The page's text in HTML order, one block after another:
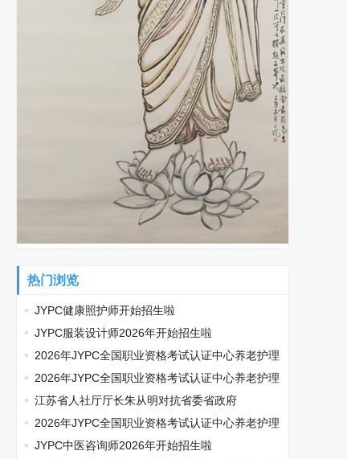
热门浏览
JYPC健康照护师开始招生啦
JYPC服装设计师2026年开始招生啦
2026年JYPC全国职业资格考试认证中心养老护理
师开始报名啦
2026年JYPC全国职业资格考试认证中心养老护理
师开始报名啦
江苏省人社厅厅长朱从明对抗省委省政府
2026年JYPC全国职业资格考试认证中心养老护理
师开始报名啦
JYPC中医咨询师2026年开始招生啦